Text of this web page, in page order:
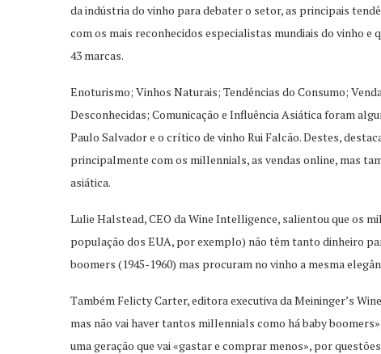
da indústria do vinho para debater o setor, as principais
com os mais reconhecidos especialistas mundiais do vinho e
43 marcas.
Enoturismo; Vinhos Naturais; Tendências do Consumo;
Desconhecidas; Comunicação e Influência Asiática foram
Paulo Salvador e o crítico de vinho Rui Falcão. Destes,
principalmente com os millennials, as vendas online, mas
asiática.
Lulie Halstead, CEO da Wine Intelligence, salientou que os
população dos EUA, por exemplo) não têm tanto dinheiro
boomers (1945-1960) mas procuram no vinho a mesma
Também Felicty Carter, editora executiva da Meininger’s
mas não vai haver tantos millennials como há baby
uma geração que vai «gastar e comprar menos», por